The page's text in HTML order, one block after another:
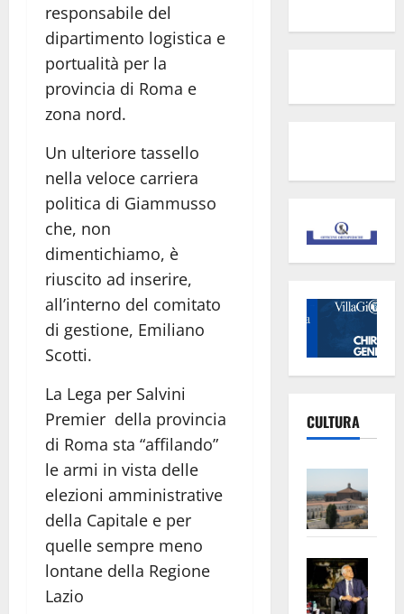
responsabile del
dipartimento logistica e
portualità per la
provincia di Roma e
zona nord.
Un ulteriore tassello
nella veloce carriera
politica di Giammusso
che, non
dimentichiamo, è
riuscito ad inserire,
all’interno del comitato
di gestione, Emiliano
Scotti.
La Lega per Salvini
Premier della provincia
di Roma sta “affilando”
le armi in vista delle
elezioni amministrative
della Capitale e per
quelle sempre meno
lontane della Regione
Lazio
CULTURA